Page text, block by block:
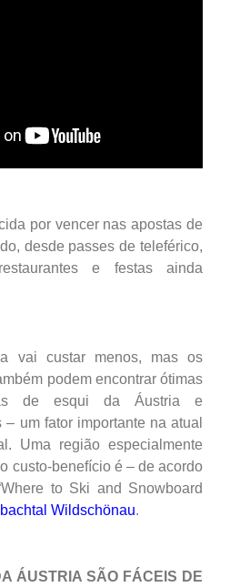
por vencer nas apostas de
desde passes de teleférico,
e festas ainda
vai custar menos, mas os
podem encontrar ótimas
de esqui da Áustria e
um fator importante na atual
Uma região especialmente
custo-benefício é – de acordo
to Ski and Snowboard
Wildschönau.
ÁUSTRIA SÃO FÁCEIS DE